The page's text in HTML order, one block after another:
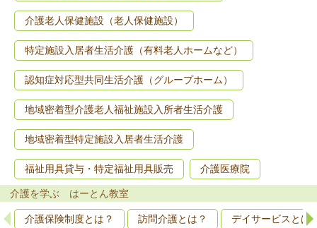
介護老人保健施設（老人保健施設）
特定施設入居者生活介護（有料老人ホームなど）
認知症対応型共同生活介護（グループホーム）
地域密着型介護老人福祉施設入所者生活介護
地域密着型特定施設入居者生活介護
福祉用具貸与・特定福祉用具販売 介護医療院
介護を学ぶ はーとん教室
介護保険制度とは？ 訪問介護とは？ デイサービスとは